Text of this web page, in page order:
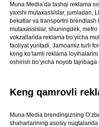
Muna Media’da tashqi reklama
yaxshi mutaxassislar, jumladan,
bekatlar va transportni brendlash
mutaxassislar, shuningdek, metro
vokzallarida reklama bo‘yicha
faoliyat yuritadi. Jamoamiz turli
keng ko‘lamli reklama
oshirish bo‘yicha noyob tajribaga
Keng qamrovli
Muna Media brendingizning
shaharlarining asosiy nuqtalarida